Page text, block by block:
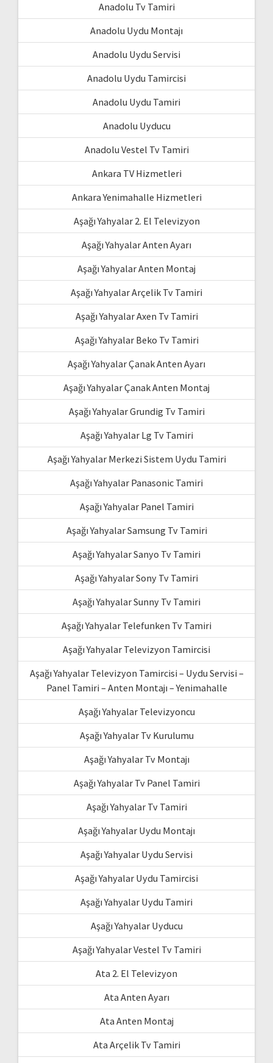
Anadolu Tv Tamiri
Anadolu Uydu Montajı
Anadolu Uydu Servisi
Anadolu Uydu Tamircisi
Anadolu Uydu Tamiri
Anadolu Uyducu
Anadolu Vestel Tv Tamiri
Ankara TV Hizmetleri
Ankara Yenimahalle Hizmetleri
Aşağı Yahyalar 2. El Televizyon
Aşağı Yahyalar Anten Ayarı
Aşağı Yahyalar Anten Montaj
Aşağı Yahyalar Arçelik Tv Tamiri
Aşağı Yahyalar Axen Tv Tamiri
Aşağı Yahyalar Beko Tv Tamiri
Aşağı Yahyalar Çanak Anten Ayarı
Aşağı Yahyalar Çanak Anten Montaj
Aşağı Yahyalar Grundig Tv Tamiri
Aşağı Yahyalar Lg Tv Tamiri
Aşağı Yahyalar Merkezi Sistem Uydu Tamiri
Aşağı Yahyalar Panasonic Tamiri
Aşağı Yahyalar Panel Tamiri
Aşağı Yahyalar Samsung Tv Tamiri
Aşağı Yahyalar Sanyo Tv Tamiri
Aşağı Yahyalar Sony Tv Tamiri
Aşağı Yahyalar Sunny Tv Tamiri
Aşağı Yahyalar Telefunken Tv Tamiri
Aşağı Yahyalar Televizyon Tamircisi
Aşağı Yahyalar Televizyon Tamircisi – Uydu Servisi –
Panel Tamiri – Anten Montajı – Yenimahalle
Aşağı Yahyalar Televizyoncu
Aşağı Yahyalar Tv Kurulumu
Aşağı Yahyalar Tv Montajı
Aşağı Yahyalar Tv Panel Tamiri
Aşağı Yahyalar Tv Tamiri
Aşağı Yahyalar Uydu Montajı
Aşağı Yahyalar Uydu Servisi
Aşağı Yahyalar Uydu Tamircisi
Aşağı Yahyalar Uydu Tamiri
Aşağı Yahyalar Uyducu
Aşağı Yahyalar Vestel Tv Tamiri
Ata 2. El Televizyon
Ata Anten Ayarı
Ata Anten Montaj
Ata Arçelik Tv Tamiri